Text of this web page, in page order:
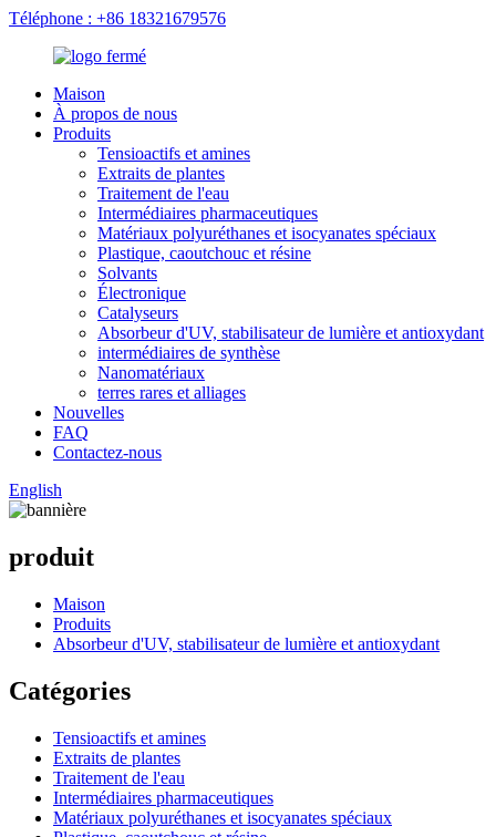
Téléphone : +86 18321679576
Maison
À propos de nous
Produits
Tensioactifs et amines
Extraits de plantes
Traitement de l'eau
Intermédiaires pharmaceutiques
Matériaux polyuréthanes et isocyanates spéciaux
Plastique, caoutchouc et résine
Solvants
Électronique
Catalyseurs
Absorbeur d'UV, stabilisateur de lumière et antioxydant
intermédiaires de synthèse
Nanomatériaux
terres rares et alliages
Nouvelles
FAQ
Contactez-nous
English
produit
Maison
Produits
Absorbeur d'UV, stabilisateur de lumière et antioxydant
Catégories
Tensioactifs et amines
Extraits de plantes
Traitement de l'eau
Intermédiaires pharmaceutiques
Matériaux polyuréthanes et isocyanates spéciaux